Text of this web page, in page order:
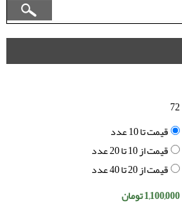
72
قیمت تا 10 عدد
قیمت از 10 تا 20 عدد
قیمت از 20 تا 40 عدد
1,100,000تومان